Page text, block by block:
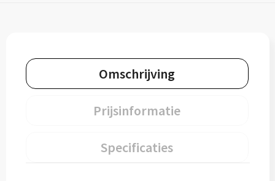
Omschrijving
Prijsinformatie
Specificaties